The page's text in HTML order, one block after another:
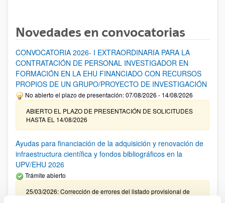
Novedades en convocatorias
CONVOCATORIA 2026- I EXTRAORDINARIA PARA LA
CONTRATACIÓN DE PERSONAL INVESTIGADOR EN
FORMACIÓN EN LA EHU FINANCIADO CON RECURSOS
PROPIOS DE UN GRUPO/PROYECTO DE INVESTIGACIÓN
No abierto el plazo de presentación: 07/08/2026 - 14/08/2026
ABIERTO EL PLAZO DE PRESENTACIÓN DE SOLICITUDES
HASTA EL 14/08/2026
Ayudas para financiación de la adquisición y renovación de
infraestructura científica y fondos bibliográficos en la
UPV/EHU 2026
Trámite abierto
25/03/2026: Corrección de errores del listado provisional de